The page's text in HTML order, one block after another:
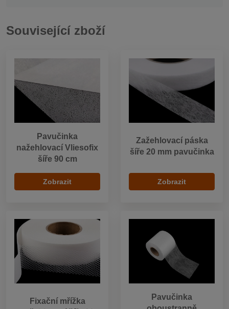
Související zboží
Pavučinka
nažehlovací Vliesofix
šíře 90 cm
Zobrazit
Zažehlovací páska
šíře 20 mm pavučinka
Zobrazit
Fixační mřížka
Pavučinka